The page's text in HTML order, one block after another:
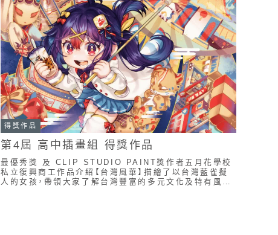
得獎作品
第4屆 高中插畫組 得獎作品
最優秀獎 及 CLIP STUDIO PAINT獎作者五月花學校
私立復興商工作品介紹【台灣風華】描繪了以台灣藍雀擬
人的女孩，帶領大家了解台灣豐富的多元文化及特有風